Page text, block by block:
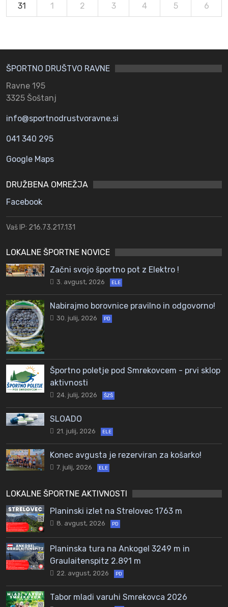
31 1 2 3 4 5 6
ŠPORTNO DRUŠTVO RAVNE
Ravne 195
3325 Šoštanj
info@sportnodrustvoravne.si
041 340 295
Google Maps
DRUŽBENA OMREŽJA
Facebook
Vaš IP: 216.73.217.131
LOKALNE ŠPORTNE NOVICE
Začni svojo športno pot z Elektro !
3. avgust, 2026 ELE
Nabirajmo borovnice pravilno in odgovorno!
30. julij, 2026 PD
Športno poletje pod Smrekovcem - prvi sklop
aktivnosti
24. julij, 2026 ŠZŠ
SLOADO
21. julij, 2026 ELE
Konec avgusta je rezerviran za košarko!
7. julij, 2026 ELE
LOKALNE ŠPORTNE AKTIVNOSTI
Planinski izlet na Strelovec 1763 m
8. avgust, 2026 PD
Planinska tura na Ankogel 3249 m in
Graulaitenspitz 2.891 m
22. avgust, 2026 PD
Tabor mladi varuhi Smrekovca 2026